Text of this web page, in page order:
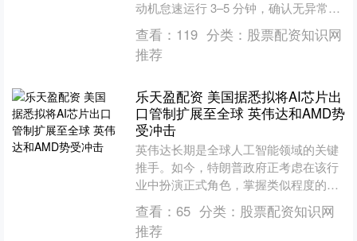
动机怠速运行 3–5 分钟，确认无异常噪
音、漏油、漏水。 挤奶系统：检查真空
管路、脉冲器....
查看： 119 分类： 股票配资知识网
推荐
乐天盈配资 美国据悉拟将AI芯片出
口管制扩展至全球 英伟达和AMD势
受冲击
英伟达长期是全球人工智能领域的关键
推手。如今，特朗普政府正考虑在该行
业中扮演正式角色，掌握类似程度的广
泛权力。 据知情人士透露，美国官员起
草了法规草案，拟在未获....
查看： 65 分类： 股票配资知识网
推荐